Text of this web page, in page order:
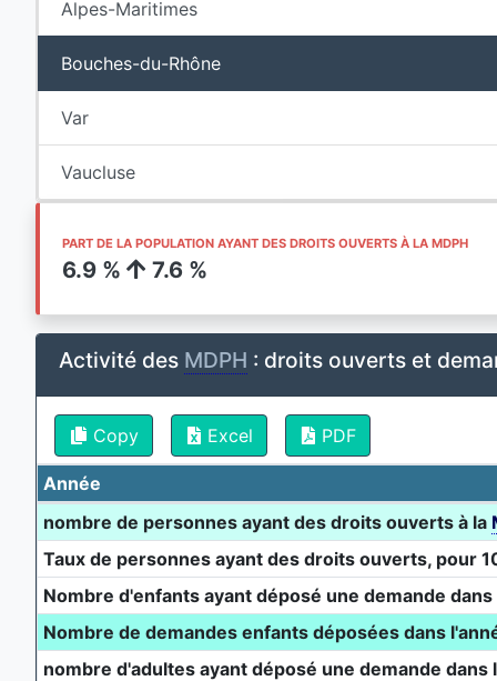
Alpes-Maritimes
Bouches-du-Rhône
Var
Vaucluse
PART DE LA POPULATION AYANT DES DROITS OUVERTS À LA MDPH
6.9 % 7.6 %
Activité des MDPH : droits ouverts et
Copy Excel PDF
Année
nombre de personnes ayant des droits ouverts à la
Taux de personnes ayant des droits ouverts, pour
Nombre d'enfants ayant déposé une demande dans
Nombre de demandes enfants déposées dans
nombre d'adultes ayant déposé une demande dans